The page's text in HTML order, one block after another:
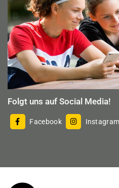
Folgt uns auf Social Media!
Facebook Instagram